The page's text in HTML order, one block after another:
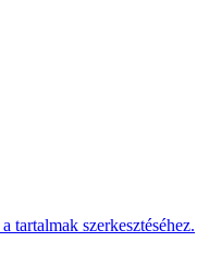
tartalmak szerkesztéséhez.